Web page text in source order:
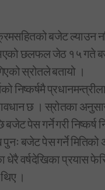
बजेट
छलफल जेठ १५ गते बजेट
स्रोतले बतायो ।
निष्कर्षमै
छ । स्रोतका
पेस गर्ने गरी निष्कर्ष
पुनः बजेट पेस गर्ने
धेरै वर्षदेखिका प्रयास
।